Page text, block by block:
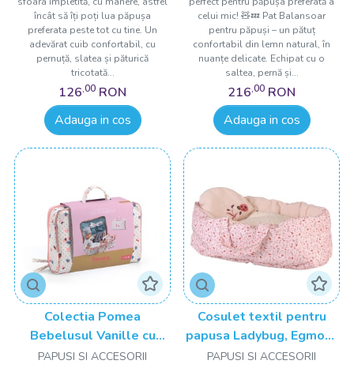
încât să îți poți lua păpușa
preferata peste tot cu tine. Un
adevărat cuib confortabil, cu
pernuță, slatea și păturică
tricotată...
126,00 RON
Adauga in cos
celui mic! 🧸💤 Pat Balansoar
pentru păpuși – un pătuț
confortabil din lemn natural, în
nuanțe delicate. Echipat cu o
saltea, pernă și...
216,00 RON
Adauga in cos
Colectia Pomea
Bebelusul Vanille cu
accesorii, Djeco
PAPUSI SI ACCESORII
Cosulet textil pentru
papusa Ladybug, Egmont
Toys
PAPUSI SI ACCESORII